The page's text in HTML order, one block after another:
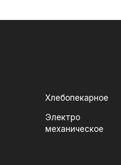
Хлебопекарное
Электро
механическое